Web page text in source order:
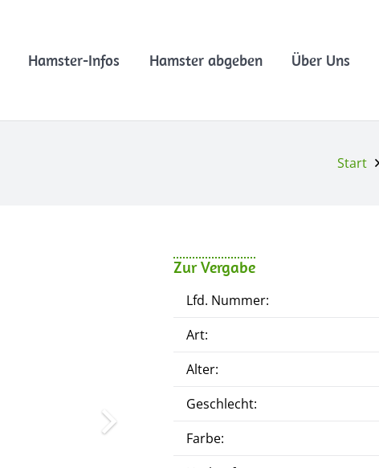
Hamster-Infos Hamster abgeben Über Uns
Start
Zur Vergabe
Lfd. Nummer:
Art:
Alter:
Geschlecht:
Farbe: